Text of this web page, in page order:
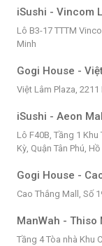
iSushi - Vincom
Lô B3-17 TTTM
Minh
Gogi House -
Việt Lâm Plaza,
iSushi - Aeon
Lô F40B, Tầng 1 Khu
Kỳ, Quận Tân Phú,
Gogi House -
Cao Thắng Mall, Số
ManWah - Thiso
Tầng 4 Tòa nhà Khu